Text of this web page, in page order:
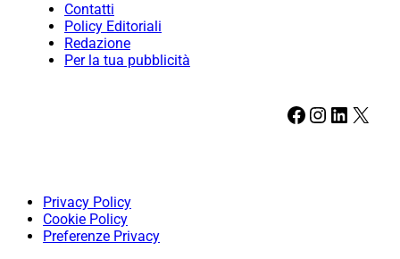
Contatti
Policy Editoriali
Redazione
Per la tua pubblicità
Facebook Instagram LinkedIn X
Privacy Policy
Cookie Policy
Preferenze Privacy